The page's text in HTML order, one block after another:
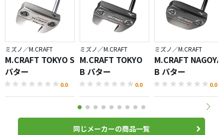
ミズノ／M.CRAFT
M.CRAFT TOKYO S
パター
0.0
ミズノ／M.CRAFT
M.CRAFT TOKYO
B パター
0.0
ミズノ／M.CRAFT
M.CRAFT NAGOYA
B パター
0.0
同じメーカーの商品一覧